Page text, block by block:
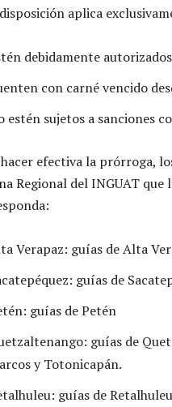
aplica
debidamente
con carné vencido
estén sujetos a sanciones
efectiva la prórroga,
Regional del INGUAT que
Verapaz: guías de Alta
guías de
guías de Petén
guías de
y Totonicapán.
guías de